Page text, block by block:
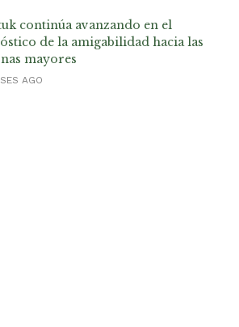
continúa avanzando en el
de la amigabilidad hacia las
mayores
AGO